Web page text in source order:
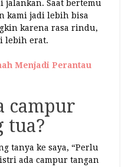
jalankan. Saat bertemu
kami jadi lebih bisa
karena rasa rindu,
lebih erat.
Menjadi Perantau
campur
tua?
tanya ke saya, “Perlu
ada campur tangan